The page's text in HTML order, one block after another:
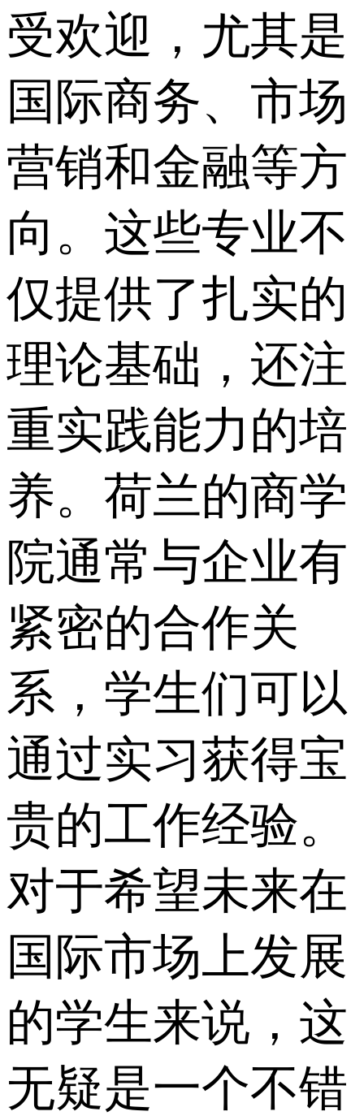
受欢迎，尤其是
国际商务、市场
营销和金融等方
向。这些专业不
仅提供了扎实的
理论基础，还注
重实践能力的培
养。荷兰的商学
院通常与企业有
紧密的合作关
系，学生们可以
通过实习获得宝
贵的工作经验。
对于希望未来在
国际市场上发展
的学生来说，这
无疑是一个不错